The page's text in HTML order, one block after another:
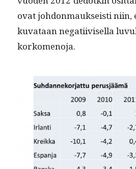
ovat johdon­mauk­seisti niin,
kuvataan negati­ivisel­la
korkomenoja.